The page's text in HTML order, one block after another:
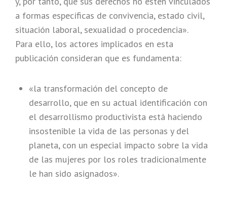
a formas específicas de convivencia, estado civil,
situación laboral, sexualidad o procedencia».
Para ello, los actores implicados en esta
publicación consideran que es fundamenta:
«la transformación del concepto de
desarrollo, que en su actual identificación con
el desarrollismo productivista está haciendo
insostenible la vida de las personas y del
planeta, con un especial impacto sobre la vida
de las mujeres por los roles tradicionalmente
le han sido asignados».